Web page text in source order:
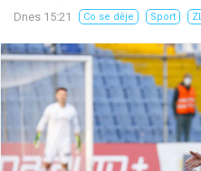
Dnes 15:21 Co se děje Sport